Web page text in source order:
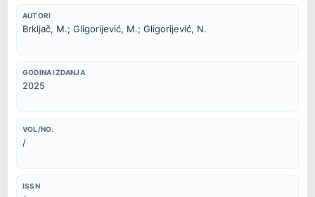
AUTORI
Brkljač, M.; Gligorijević, M.; Gligorijević, N.
GODINA IZDANJA
2025
VOL/NO.
/
ISSN